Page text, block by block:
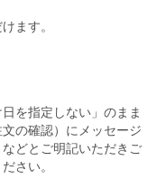
ます。
を指定しない」のまま
の確認）にメッセージ
どとご明記いただきご
さい。